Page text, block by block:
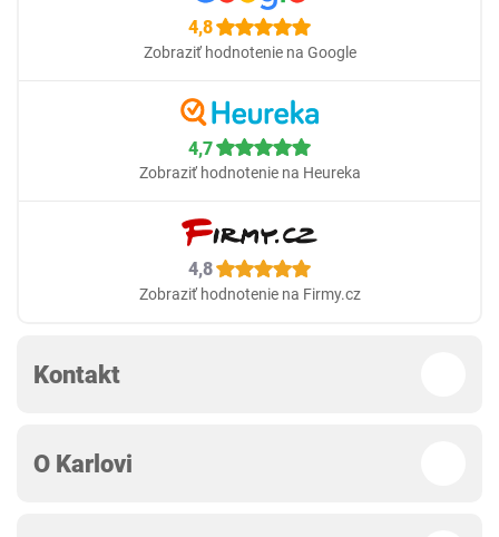
4,8
Zobraziť hodnotenie na Google
4,7
Zobraziť hodnotenie na Heureka
4,8
Zobraziť hodnotenie na Firmy.cz
Kontakt
O Karlovi